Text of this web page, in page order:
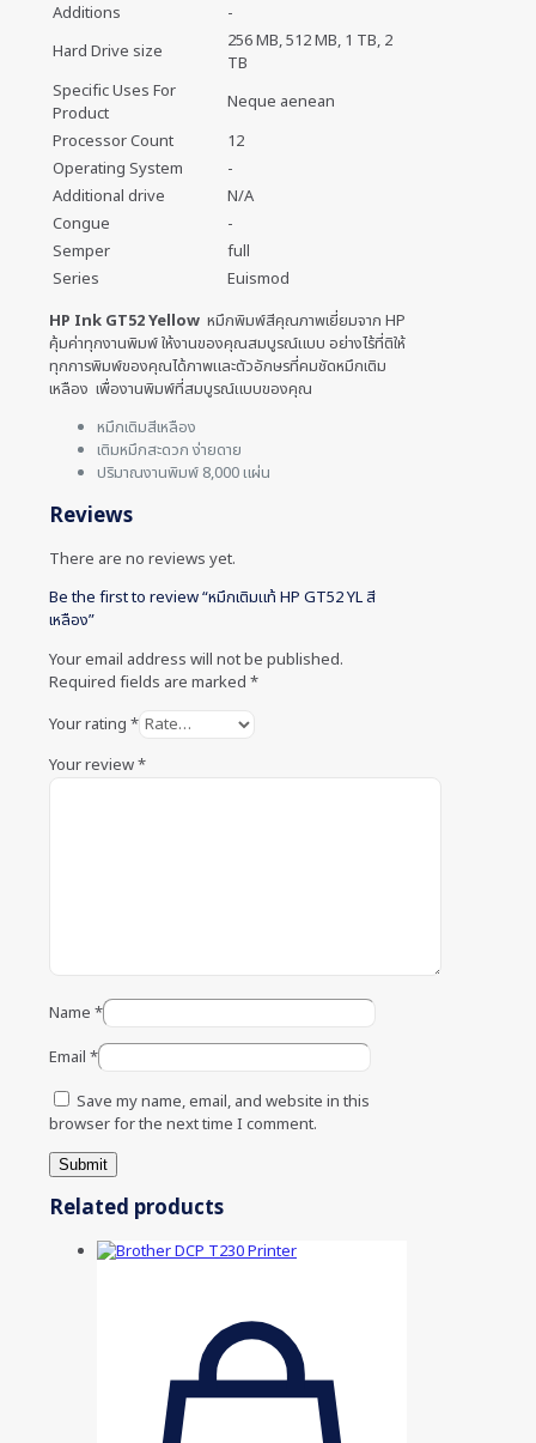
Additions
-
Hard Drive size
256 MB, 512 MB, 1 TB, 2
TB
Specific Uses For
Product
Neque aenean
Processor Count
12
Operating System
-
Additional drive
N/A
Congue
-
Semper
full
Series
Euismod
HP Ink GT52 Yellow หมึกพิมพ์สีคุณภาพเยี่ยมจาก HP
คุ้มค่าทุกงานพิมพ์ ให้งานของคุณสมบูรณ์แบบ อย่างไร้ที่ติให้
ทุกการพิมพ์ของคุณได้ภาพและตัวอักษรที่คมชัดหมึกเติม
เหลือง เพื่องานพิมพ์ที่สมบูรณ์แบบของคุณ
หมึกเติมสีเหลือง
เติมหมึกสะดวก ง่ายดาย
ปริมาณงานพิมพ์ 8,000 แผ่น
Reviews
There are no reviews yet.
Be the first to review “หมึกเติมแท้ HP GT52 YL สี
เหลือง”
Your email address will not be published.
Required fields are marked *
Your rating *
Your review*
Name *
Email *
Save my name, email, and website in this
browser for the next time I comment.
Related products